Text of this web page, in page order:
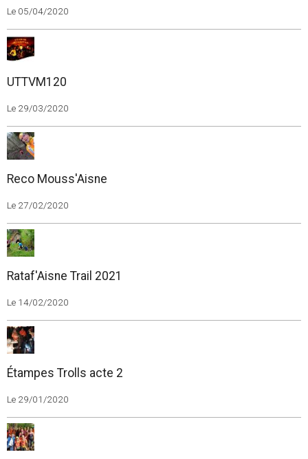
Le 05/04/2020
UTTVM120
Le 29/03/2020
Reco Mouss'Aisne
Le 27/02/2020
Rataf'Aisne Trail 2021
Le 14/02/2020
Étampes Trolls acte 2
Le 29/01/2020